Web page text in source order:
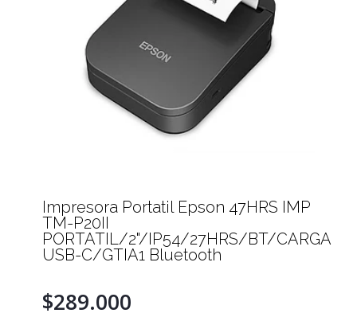
Impresora Portatil Epson 47HRS IMP
TM-P20II
PORTATIL/2"/IP54/27HRS/BT/CARGA
USB-C/GTIA1 Bluetooth
$289.000